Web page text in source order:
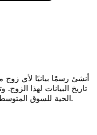
أنشئ رسمًا بيانيًا لأي
تاريخ البيانات لهذا الزوج.
الحية للسوق المتوسط، وهي سهلة الاستخدام وموثوقة تمامًا.